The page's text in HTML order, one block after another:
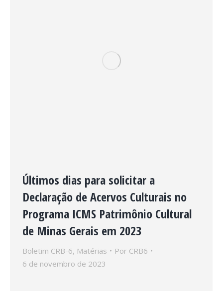
Últimos dias para solicitar a
Declaração de Acervos Culturais no
Programa ICMS Patrimônio Cultural
de Minas Gerais em 2023
Boletim CRB-6, Matérias Por CRB6
6 de novembro de 2023